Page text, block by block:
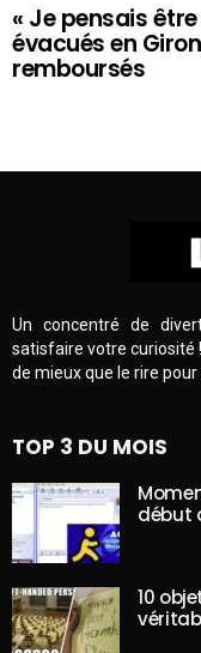
« Je pensais
évacués en
remboursés
Un concentré de
satisfaire votre curiosité
de mieux que le rire
TOP 3 DU MOIS
début
10